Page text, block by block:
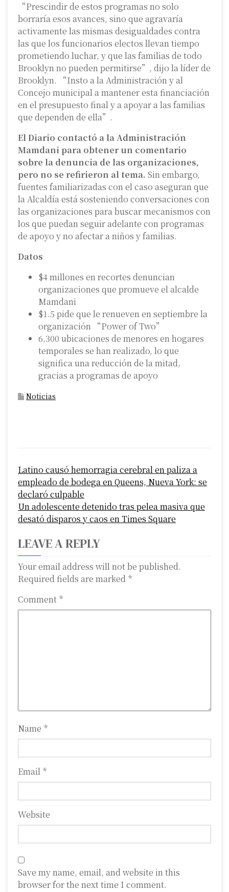
“Prescindir de estos programas no solo
borraría esos avances, sino que agravaría
activamente las mismas desigualdades contra
las que los funcionarios electos llevan tiempo
prometiendo luchar, y que las familias de todo
Brooklyn no pueden permitirse”, dijo la líder de
Brooklyn. “Insto a la Administración y al
Concejo municipal a mantener esta financiación
en el presupuesto final y a apoyar a las familias
que dependen de ella”.
El Diario contactó a la Administración
Mamdani para obtener un comentario
sobre la denuncia de las organizaciones,
pero no se refirieron al tema. Sin embargo,
fuentes familiarizadas con el caso aseguran que
la Alcaldía está sosteniendo conversaciones con
las organizaciones para buscar mecanismos con
los que puedan seguir adelante con programas
de apoyo y no afectar a niños y familias.
Datos
$4 millones en recortes denuncian
organizaciones que promueve el alcalde
Mamdani
$1.5 pide que le renueven en septiembre la
organización “Power of Two”
6,300 ubicaciones de menores en hogares
temporales se han realizado, lo que
significa una reducción de la mitad,
gracias a programas de apoyo
Noticias
o
s
t
n
a
v
i
g
n
Latino causó hemorragia cerebral en paliza a
empleado de bodega en Queens, Nueva York: se
declaró culpable
Un adolescente detenido tras pelea masiva que
desató disparos y caos en Times Square
LEAVE A REPLY
Your email address will not be published.
Required fields are marked *
Comment *
Name *
Email *
Website
Save my name, email, and website in this
browser for the next time I comment.